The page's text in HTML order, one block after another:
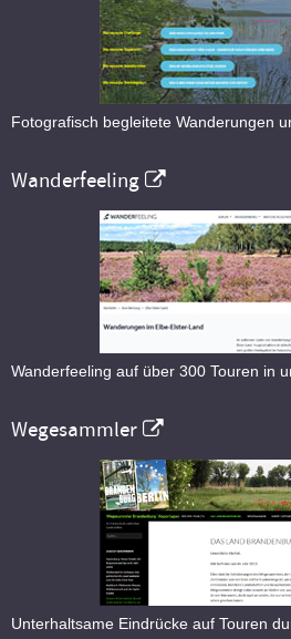
Fotografisch begleitete Wanderungen
Wanderfeeling
Wanderfeeling auf über 300 Touren in
Wegesammler
Unterhaltsame Eindrücke auf Touren